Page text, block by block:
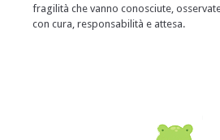
fragilità che vanno conosciute,
con cura, responsabilità e attesa.